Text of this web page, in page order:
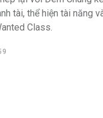
tài, thể hiện tài năng
Class.